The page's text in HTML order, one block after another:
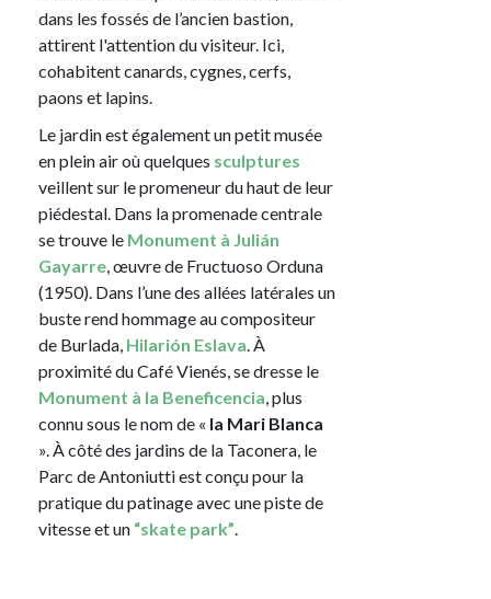
dans les fossés de l’ancien bastion,
attirent l'attention du visiteur. Ici,
cohabitent canards, cygnes, cerfs,
paons et lapins.
Le jardin est également un petit musée
en plein air où quelques sculptures
veillent sur le promeneur du haut de leur
piédestal. Dans la promenade centrale
se trouve le Monument à Julián
Gayarre, œuvre de Fructuoso Orduna
(1950). Dans l’une des allées latérales un
buste rend hommage au compositeur
de Burlada, Hilarión Eslava. À
proximité du Café Vienés, se dresse le
Monument à la Beneficencia, plus
connu sous le nom de « la Mari Blanca
». À côté des jardins de la Taconera, le
Parc de Antoniutti est conçu pour la
pratique du patinage avec une piste de
vitesse et un “skate park”.